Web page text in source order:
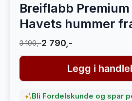
Breiflabb Premium
Havets hummer
3 190,-2 790,-
Legg i
Bli Fordelskunde og spar